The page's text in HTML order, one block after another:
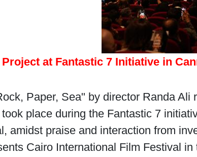
at Fantastic 7 Initiative in
Paper, Sea" by director Randa Ali
place during the Fantastic 7
amidst praise and interaction from
Cairo International Film Festival